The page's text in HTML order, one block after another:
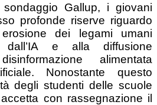
Gallup, i giovani
profonde riserve riguardo
dei legami umani
dall’IA e alla diffusione
alimentata
Nonostante questo
degli studenti delle scuole
con rassegnazione il